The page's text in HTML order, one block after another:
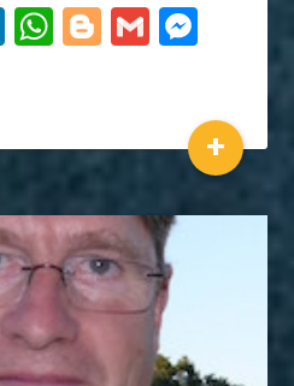
LinkedIn
WhatsApp
Blogger
Gmail
+